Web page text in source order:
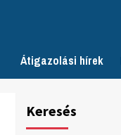
Átigazolási hírek
Keresés